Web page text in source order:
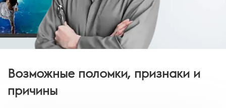
Возможные поломки, признаки и
причины